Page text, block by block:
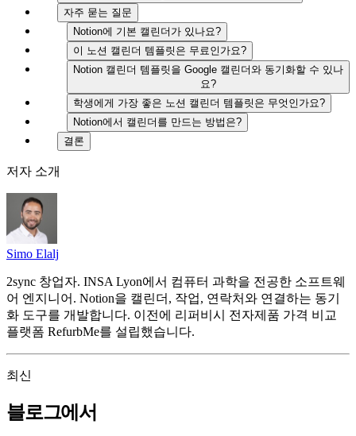
자주 묻는 질문
Notion에 기본 캘린더가 있나요?
이 노션 캘린더 템플릿은 무료인가요?
Notion 캘린더 템플릿을 Google 캘린더와 동기화할 수 있나
요?
학생에게 가장 좋은 노션 캘린더 템플릿은 무엇인가요?
Notion에서 캘린더를 만드는 방법은?
결론
저자 소개
Simo Elalj
2sync 창업자. INSA Lyon에서 컴퓨터 과학을 전공한 소프트웨
어 엔지니어. Notion을 캘린더, 작업, 연락처와 연결하는 동기
화 도구를 개발합니다. 이전에 리퍼비시 전자제품 가격 비교
플랫폼 RefurbMe를 설립했습니다.
최신
블로그에서